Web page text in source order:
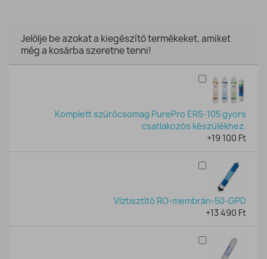
Jelölje be azokat a kiegészítő termékeket, amiket
még a kosárba szeretne tenni!
Komplett szűrőcsomag PurePro ERS-105 gyors
csatlakozós készülékhez.
+19 100 Ft
Víztisztító RO-membrán-50-GPD
+13 490 Ft